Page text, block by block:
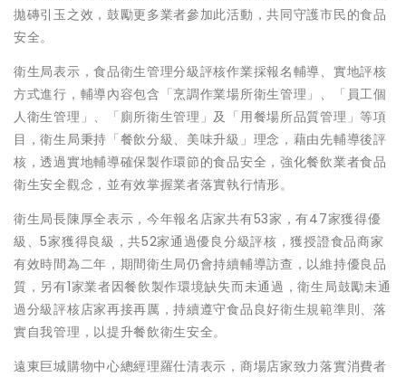
拋磚引玉之效，鼓勵更多業者參加此活動，共同守護市民的食品
安全。
衛生局表示，食品衛生管理分級評核作業採報名輔導、實地評核
方式進行，輔導內容包含「烹調作業場所衛生管理」、「員工個
人衛生管理」、「廁所衛生管理」及「用餐場所品質管理」等項
目，衛生局秉持「餐飲分級、美味升級」理念，藉由先輔導後評
核，透過實地輔導確保製作環節的食品安全，強化餐飲業者食品
衛生安全觀念，並有效掌握業者落實執行情形。
衛生局長陳厚全表示，今年報名店家共有53家，有47家獲得優
級、5家獲得良級，共52家通過優良分級評核，獲授證食品商家
有效時間為二年，期間衛生局仍會持續輔導訪查，以維持優良品
質，另有1家業者因餐飲製作環境缺失而未通過，衛生局鼓勵未通
過分級評核店家再接再厲，持續遵守食品良好衛生規範準則、落
實自我管理，以提升餐飲衛生安全。
遠東巨城購物中心總經理羅仕清表示，商場店家致力落實消費者